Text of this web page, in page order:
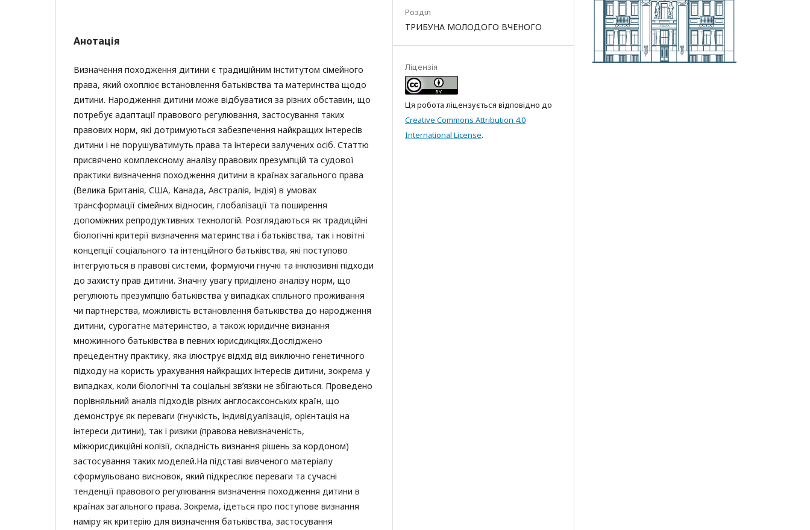
Анотація
Визначення походження дитини є традиційним інститутом сімейного
права, який охоплює встановлення батьківства та материнства щодо
дитини. Народження дитини може відбуватися за різних обставин, що
потребує адаптації правового регулювання, застосування таких
правових норм, які дотримуються забезпечення найкращих інтересів
дитини і не порушуватимуть права та інтереси залучених осіб. Статтю
присвячено комплексному аналізу правових презумпцій та судової
практики визначення походження дитини в країнах загального права
(Велика Британія, США, Канада, Австралія, Індія) в умовах
трансформації сімейних відносин, глобалізації та поширення
допоміжних репродуктивних технологій. Розглядаються як традиційні
біологічні критерії визначення материнства і батьківства, так і новітні
концепції соціального та інтенційного батьківства, які поступово
інтегруються в правові системи, формуючи гнучкі та інклюзивні підходи
до захисту прав дитини. Значну увагу приділено аналізу норм, що
регулюють презумпцію батьківства у випадках спільного проживання
чи партнерства, можливість встановлення батьківства до народження
дитини, сурогатне материнство, а також юридичне визнання
множинного батьківства в певних юрисдикціях.Досліджено
прецедентну практику, яка ілюструє відхід від виключно генетичного
підходу на користь урахування найкращих інтересів дитини, зокрема у
випадках, коли біологічні та соціальні зв’язки не збігаються. Проведено
порівняльний аналіз підходів різних англосаксонських країн, що
демонструє як переваги (гнучкість, індивідуалізація, орієнтація на
інтереси дитини), так і ризики (правова невизначеність,
міжюрисдикційні колізії, складність визнання рішень за кордоном)
застосування таких моделей.На підставі вивченого матеріалу
сформульовано висновок, який підкреслює переваги та сучасні
тенденції правового регулювання визначення походження дитини в
країнах загального права. Зокрема, ідеться про поступове визнання
наміру як критерію для визначення батьківства, застосування
Розділ
ТРИБУНА МОЛОДОГО ВЧЕНОГО
Ліцензія
Ця робота ліцензується відповідно до
Creative Commons Attribution 4.0
International License.